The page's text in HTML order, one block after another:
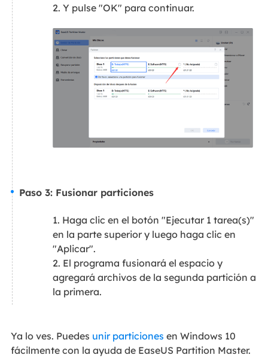
2. Y pulse "OK" para continuar.
Paso 3: Fusionar particiones
1. Haga clic en el botón "Ejecutar 1 tarea(s)"
en la parte superior y luego haga clic en
"Aplicar".
2. El programa fusionará el espacio y
agregará archivos de la segunda partición a
la primera.
Ya lo ves. Puedes unir particiones en Windows 10
fácilmente con la ayuda de EaseUS Partition Master.